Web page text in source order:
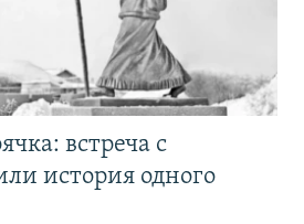
встреча с
история одного